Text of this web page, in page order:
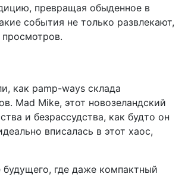
превращая обыденное в
события не только развлекают,
как раmp-ways склада
Mad Mike, этот новозеландский
и безрассудства, как будто он
вписалась в этот хаос,
где даже компактный